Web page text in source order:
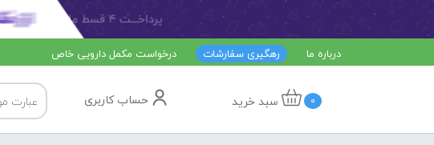
درباره ما رهگیری سفارشات درخواست مکمل دارویی خاص
0 سبد خرید حساب کاربری